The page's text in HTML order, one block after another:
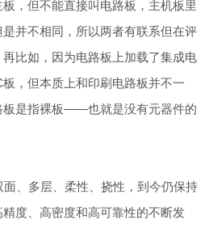
，但不能直接叫电路板，主机板里
并不相同，所以两者有联系但在评
比如，因为电路板上加载了集成电
，但本质上和印刷电路板并不一
板是指裸板——也就是没有元器件的
、多层、柔性、挠性，到今仍保持
度、高密度和高可靠性的不断发